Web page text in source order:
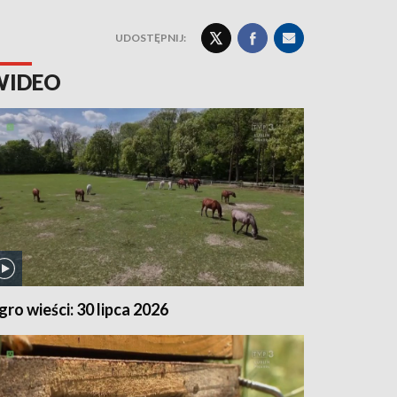
UDOSTĘPNIJ:
wieści: 30 lipca 2026